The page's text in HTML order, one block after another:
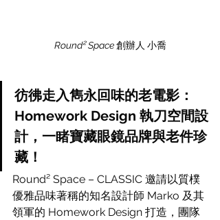
Round² Space 創辦人 小喬
彷彿走入雋永回味的老電影：
Homework Design 執刀空間設
計，一睹寶藏眼鏡品牌與老件珍
藏！
Round² Space – CLASSIC 邀請以質樸
優雅品味著稱的知名設計師 Marko 及其
領軍的 Homework Design 打造，團隊